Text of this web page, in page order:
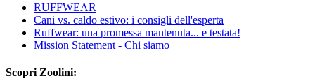
RUFFWEAR
Cani vs. caldo estivo: i consigli dell'esperta
Ruffwear: una promessa mantenuta... e testata!
Mission Statement - Chi siamo
Scopri Zoolini: